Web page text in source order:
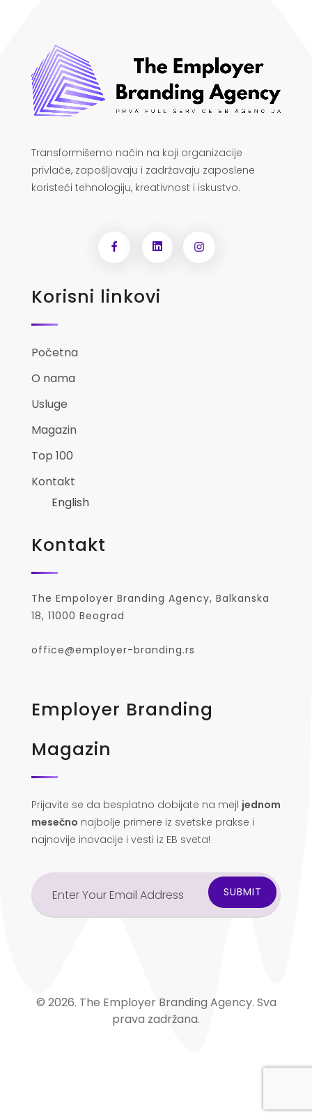
Transformišemo način na koji organizacije
privlače, zapošljavaju i zadržavaju zaposlene
koristeći tehnologiju, kreativnost i iskustvo.
Korisni linkovi
Početna
O nama
Usluge
Magazin
Top 100
Kontakt
English
Kontakt
The Empoloyer Branding Agency, Balkanska
18, 11000 Beograd
office@employer-branding.rs
Employer Branding
Magazin
Prijavite se da besplatno dobijate na mejl jednom
mesečno najbolje primere iz svetske prakse i
najnovije inovacije i vesti iz EB sveta!
© 2026. The Employer Branding Agency. Sva
prava zadržana.